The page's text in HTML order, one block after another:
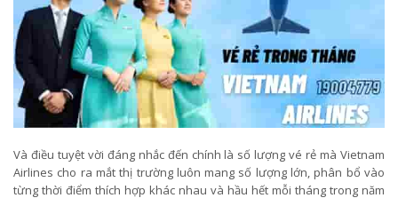
Và điều tuyệt vời đáng nhắc đến chính là số lượng vé rẻ mà Vietnam
Airlines cho ra mắt thị trường luôn mang số lượng lớn, phân bổ vào
từng thời điểm thích hợp khác nhau và hầu hết mỗi tháng trong năm